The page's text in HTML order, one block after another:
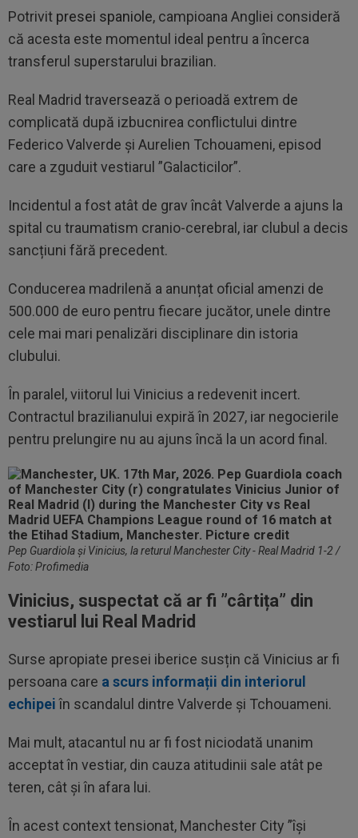
Potrivit presei spaniole, campioana Angliei consideră
că acesta este momentul ideal pentru a încerca
transferul superstarului brazilian.
Real Madrid traversează o perioadă extrem de
complicată după izbucnirea conflictului dintre
Federico Valverde și Aurelien Tchouameni, episod
care a zguduit vestiarul ”Galacticilor”.
Incidentul a fost atât de grav încât Valverde a ajuns la
spital cu traumatism cranio-cerebral, iar clubul a decis
sancțiuni fără precedent.
Conducerea madrilenă a anunțat oficial amenzi de
500.000 de euro pentru fiecare jucător, unele dintre
cele mai mari penalizări disciplinare din istoria
clubului.
În paralel, viitorul lui Vinicius a redevenit incert.
Contractul brazilianului expiră în 2027, iar negocierile
pentru prelungire nu au ajuns încă la un acord final.
Pep Guardiola și Vinicius, la returul Manchester City - Real Madrid 1-2 /
Foto: Profimedia
Vinicius, suspectat că ar fi ”cârtița” din
vestiarul lui Real Madrid
Surse apropiate presei iberice susțin că Vinicius ar fi
persoana care a scurs informații din interiorul
echipeiîn scandalul dintre Valverde și Tchouameni.
Mai mult, atacantul nu ar fi fost niciodată unanim
acceptat în vestiar, din cauza atitudinii sale atât pe
teren, cât și în afara lui.
În acest context tensionat, Manchester City ”își